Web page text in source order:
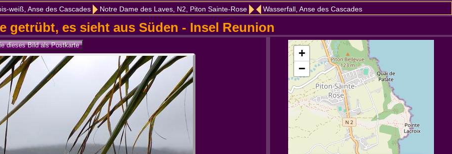
weiß, Anse des Cascades Notre Dame des Laves, N2, Piton Sainte-Rose Wasserfall, Anse des Cascades
getrübt, es sieht aus Süden - Insel Reunion
+
−